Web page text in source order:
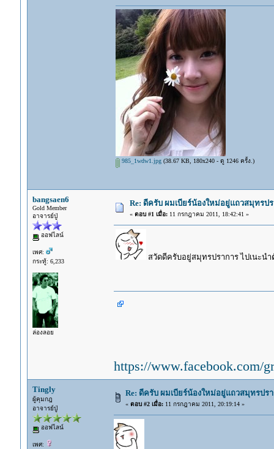
985_1wdw1.jpg(38.67 KB, 180x240 - ดู 1246 ครั้ง.)
bangsaen6
Gold Member
อาจารย์ปู่
ออฟไลน์
เพศ:
กระทู้: 6,233
ล่องลอย
Re: ดีครับ ผมเบียร์น้องใหม่อยู่แถวสมุทร
« ตอบ #1 เมื่อ:11 กรกฎาคม 2011, 18:42:41 »
สวัดดีครับอยู่สมุทรปราการ ไปเนะน
https://www.facebook.com/
Tingly
ผู้คุมกฎ
อาจารย์ปู่
ออฟไลน์
เพศ:
Re: ดีครับ ผมเบียร์น้องใหม่อยู่แถวสมุทรป
« ตอบ #2 เมื่อ:11 กรกฎาคม 2011, 20:19:14 »